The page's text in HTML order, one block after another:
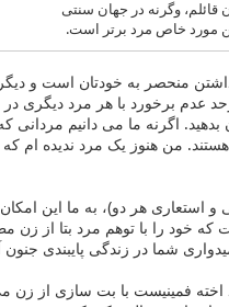
قائلم، وگرنه در جهان سنتی
مورد خاص مرد برتر است.
منحصر به خودتان است و
عدم برخورد با هر مرد دیگری
بدهید. اگرنه ما می دانیم
من هنوز یک مرد ندیده ام
استعاری هر دو)، به ما این
خود را با توهم مرد بتا از زن
شما در زندگی پایبندی
اخته فمینیست با بت سازی از زن